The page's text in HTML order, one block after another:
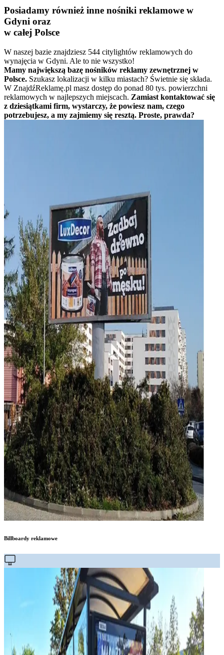
Posiadamy również inne nośniki reklamowe w
Gdyni oraz
w całej Polsce
W naszej bazie znajdziesz 544 citylightów reklamowych do
wynajęcia w Gdyni. Ale to nie wszystko!
Mamy największą bazę nośników reklamy zewnętrznej w
Polsce. Szukasz lokalizacji w kilku miastach? Świetnie się składa.
W ZnajdźReklamę.pl masz dostęp do ponad 80 tys. powierzchni
reklamowych w najlepszych miejscach. Zamiast kontaktować się
z dziesiątkami firm, wystarczy, że powiesz nam, czego
potrzebujesz, a my zajmiemy się resztą. Proste, prawda?
Billboardy reklamowe